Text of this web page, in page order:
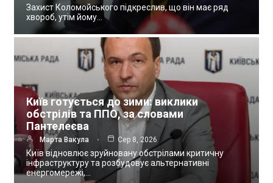
Захист Коломойського підкреслив, що він має ряд
хвороб, утім йому…
Київ готується до зими: виклики
обстрілів та ППО, за словами
Пантелеєва
Марта Вакула Сер 8, 2026
Київ відновлює зруйновану обстрілами критичну
інфраструктуру та розбудовує альтернативні
енергомережі,…